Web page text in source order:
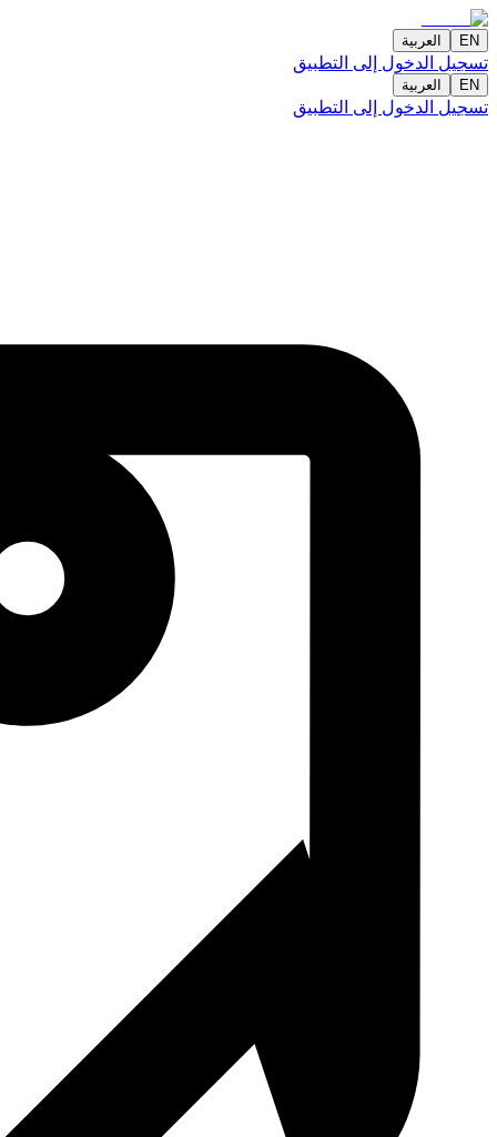
EN العربية
تسجيل الدخول إلى التطبيق
EN العربية
تسجيل الدخول إلى التطبيق